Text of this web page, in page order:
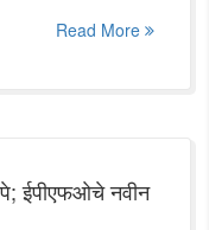
Read More
ईपीएफओचे नवीन